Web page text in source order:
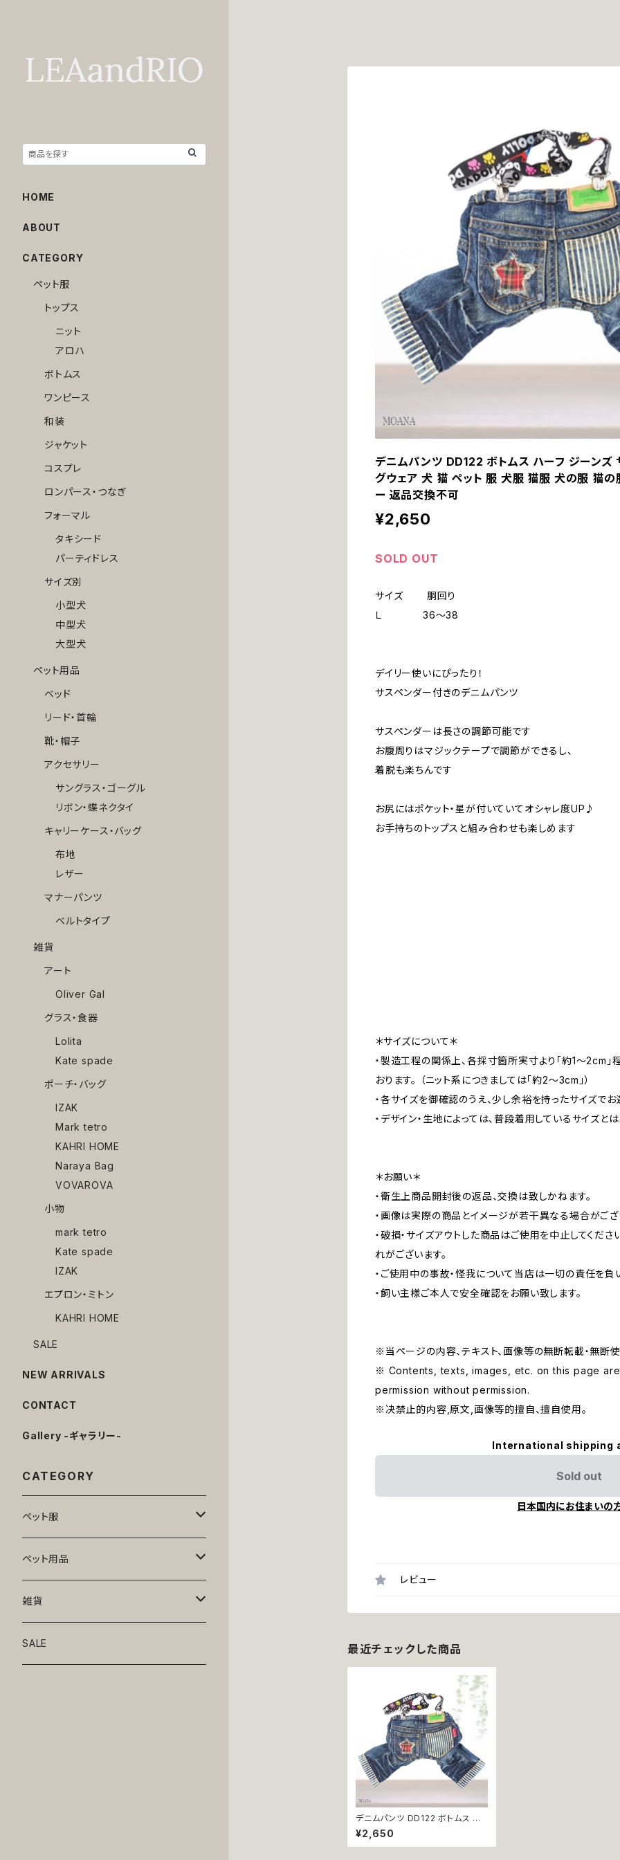
デニムパンツ DD122 ボトムス ハーフ ジーンズ
グウェア 犬 猫 ペット 服 犬服 猫服 犬の服 猫の
ー 返品交換不可
¥2,650
SOLD OUT
サイズ 胴回り
Ｌ 36～38
デイリー使いにぴったり！
サスペンダー付きのデニムパンツ
サスペンダーは長さの調節可能です
お腹周りはマジックテープで調節ができるし、
着脱も楽ちんです
お尻にはポケット・星が付いていてオシャレ度UP♪
お手持ちのトップスと組み合わせも楽しめます
＊サイズについて＊
・製造工程の関係上、各採寸箇所実寸より「約1～2cm
おります。 （ニット系につきましては「約2～3cm」）
・各サイズを御確認のうえ、少し余裕を持ったサイズで
・デザイン・生地によっては、普段着用しているサイズと
＊お願い＊
・衛生上商品開封後の返品、交換は致しかねます。
・画像は実際の商品とイメージが若干異なる場合がござ
・破損・サイズアウトした商品はご使用を中止してくだ
れがございます。
・ご使用中の事故・怪我について当店は一切の責任を負
・飼い主様ご本人で安全確認をお願い致します。
※当ページの内容、テキスト、画像等の無断転載・無断使
※ Contents, texts, images, etc. on this page
permission without permission.
※决禁止的内容,原文,画像等的擅自、擅自使用。
International shipping
Sold out
日本国内にお住まいの
レビュー
最近チェックした商品
デニムパンツ DD122 ボトムス ハ
ーフ ジーンズ サスペンダー デニ
ム パンツ ドッグウェア 犬 猫 ペット
服 犬服 猫服 犬の服 猫の服 かっ
¥2,650
HOME
ABOUT
CATEGORY
ペット服
トップス
ニット
アロハ
ボトムス
ワンピース
和装
ジャケット
コスプレ
ロンパース・つなぎ
フォーマル
タキシード
パーティドレス
サイズ別
小型犬
中型犬
大型犬
ペット用品
ベッド
リード・首輪
靴・帽子
アクセサリー
サングラス・ゴーグル
リボン・蝶ネクタイ
キャリーケース・バッグ
布地
レザー
マナーパンツ
ベルトタイプ
雑貨
アート
Oliver Gal
グラス・食器
Lolita
Kate spade
ポーチ・バッグ
IZAK
Mark tetro
KAHRI HOME
Naraya Bag
VOVAROVA
小物
mark tetro
Kate spade
IZAK
エプロン・ミトン
KAHRI HOME
SALE
NEW ARRIVALS
CONTACT
Gallery -ギャラリー-
CATEGORY
ペット服
トップス
ニット
アロハ
ボトムス
ワンピース
ペット用品
ベッド
リード・首輪
雑貨
アート
SALE